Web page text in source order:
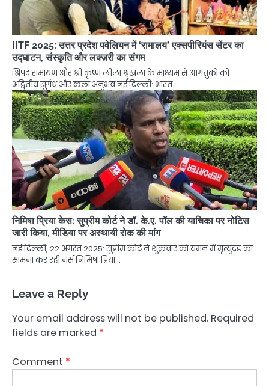
IITF 2025: उत्तर प्रदेश पवेलियन में ‘रामालय’ एक्सपीरियंस सेंटर का
उद्घाटन, संस्कृति और लक्ज़री का संगम
श्रिपद रामायण और श्री कृष्ण लीला श्रृंखला के माध्यम से आगंतुकों को
अद्वितीय सुगंध और कला अनुभव नई दिल्ली: भारत…
निमिषा प्रिया केस: सुप्रीम कोर्ट ने डॉ. के.ए. पॉल की याचिका पर नोटिस
जारी किया, मीडिया पर अस्थायी रोक की मांग
नई दिल्ली, 22 अगस्त 2025: सुप्रीम कोर्ट ने शुक्रवार को यमन में मृत्युदंड का
सामना कर रही नर्स निमिषा प्रिया…
Leave a Reply
Your email address will not be published. Required
fields are marked *
Comment *